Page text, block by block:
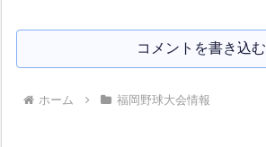
コメントを書き込む
ホーム 福岡野球大会情報